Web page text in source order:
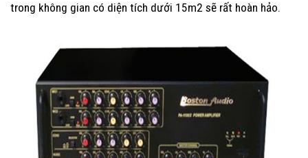
trong không gian có diện tích dưới 15m2 sẽ rất hoàn hảo.